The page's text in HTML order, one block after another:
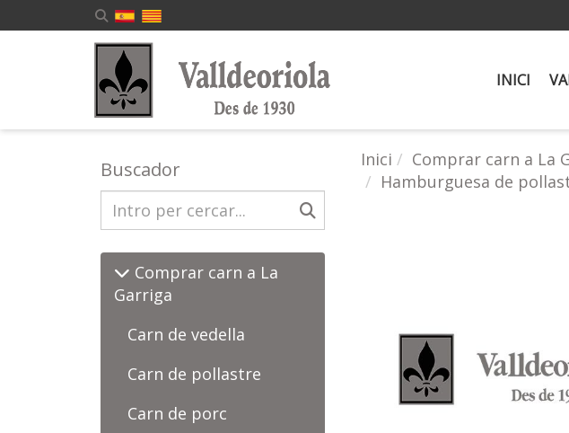
INICI
Buscador
Comprar carn a La
Garriga
Carn de vedella
Carn de pollastre
Carn de porc
Inici Comprar carn a La
Hamburguesa de